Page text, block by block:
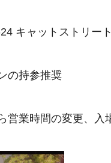
キャットストリー
の持参推奨
業時間の変更、入